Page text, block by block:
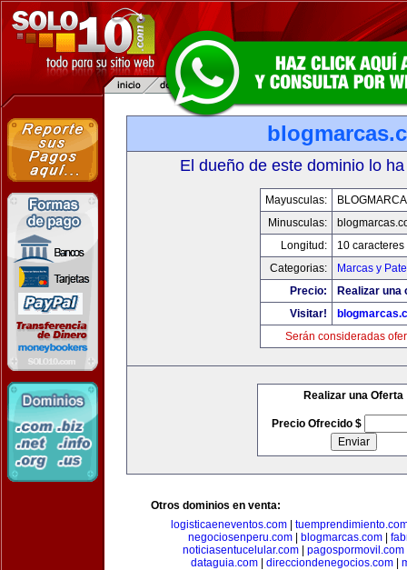
El dueño de este dominio lo
Mayusculas:
Minusculas:
Longitud:
10 caracteres
Categorias:
Marcas y
Precio:
Realizar una
Visitar!
Serán consideradas
Realizar una Oferta
Precio Ofrecido $
Otros dominios en venta:
logisticaeneventos.com|
negociosenperu.com| blogmarcas.com|
noticiasentucelular.com
pagospormovil.com
dataguia.com| direcciondenegocios.com|